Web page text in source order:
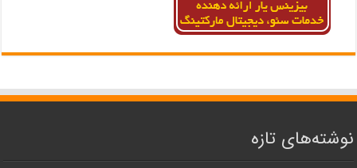
نوشته‌های تازه